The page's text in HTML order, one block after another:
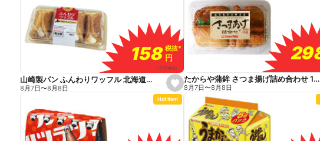
i
t
e
s
e
t
158
158税抜*
税抜*
円
円
171円(税込)
山崎製パン ふんわりワッフル 北海道産牛乳入り 4個入
8月7日〜8月8日
たからや蒲鉾 さつま揚げ詰め合わせ 10枚入
8月7日〜8月8日
Hot Item